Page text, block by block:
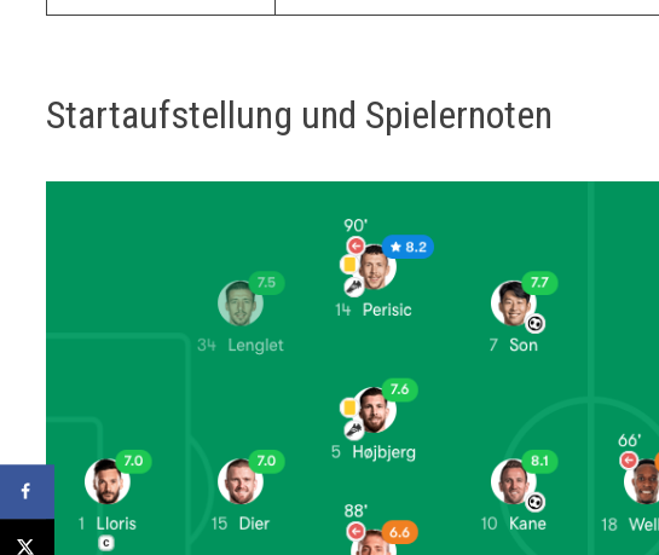
Startaufstellung und Spielernoten